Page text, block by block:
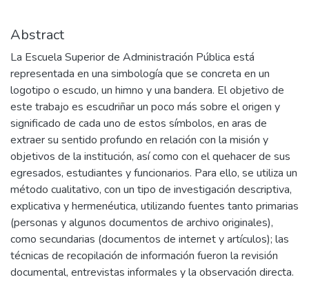
Abstract
La Escuela Superior de Administración Pública está
representada en una simbología que se concreta en un
logotipo o escudo, un himno y una bandera. El objetivo de
este trabajo es escudriñar un poco más sobre el origen y
significado de cada uno de estos símbolos, en aras de
extraer su sentido profundo en relación con la misión y
objetivos de la institución, así como con el quehacer de sus
egresados, estudiantes y funcionarios. Para ello, se utiliza un
método cualitativo, con un tipo de investigación descriptiva,
explicativa y hermenéutica, utilizando fuentes tanto primarias
(personas y algunos documentos de archivo originales),
como secundarias (documentos de internet y artículos); las
técnicas de recopilación de información fueron la revisión
documental, entrevistas informales y la observación directa.